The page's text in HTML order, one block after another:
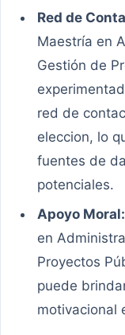
Red de
Maestría en
Gestión de
red de
eleccion, lo
fuentes de
potenciales.
Apoyo Moral:
en
Proyectos
puede
motivacional